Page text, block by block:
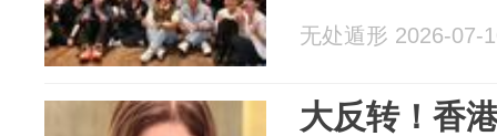
无处遁形 2026-07-
大反转！香